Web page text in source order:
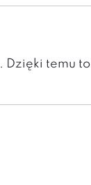
. Dzięki temu to